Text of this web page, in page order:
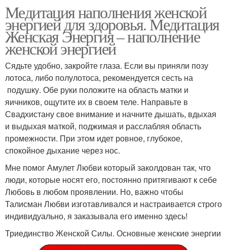
Медитация наполнения женской
энергией для здоровья. Медитация
Женская Энергия – наполнение
женской энергией
Сядьте удобно, закройте глаза. Если вы приняли позу
лотоса, либо полулотоса, рекомендуется сесть на
подушку. Обе руки положите на область матки и
яичников, ощутите их в своем теле. Направьте в
Свадхистану свое внимание и начните дышать, вдыхая
и выдыхая маткой, поджимая и расслабляя область
промежности. При этом идет ровное, глубокое,
спокойное дыхание через нос.
Мне помог Амулет Любви который заколдован так, что
люди, которые носят его, постоянно притягивают к себе
Любовь в любом проявлении. Но, важно чтобы
Талисман Любви изготавливался и настраивается строго
индивидуально, я заказывала его именно здесь!
Триединство Женской Силы. Основные женские энергии